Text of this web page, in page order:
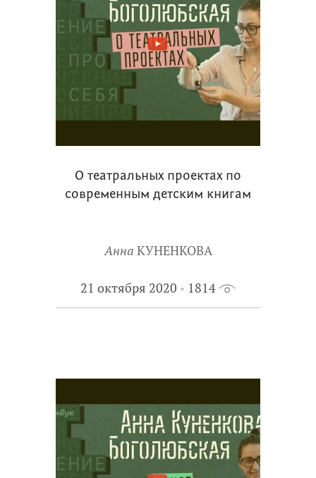
О театральных проектах по
современным детским книгам
Анна КУНЕНКОВА
21 октября 2020 1814